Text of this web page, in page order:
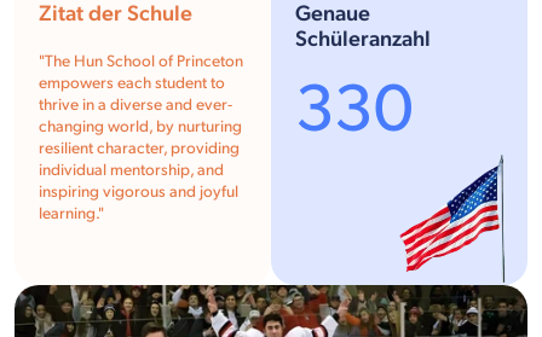
Zitat der Schule
"The Hun School of Princeton
empowers each student to
thrive in a diverse and ever-
changing world, by nurturing
resilient character, providing
individual mentorship, and
inspiring vigorous and joyful
learning."
Genaue
Schüleranzahl
330